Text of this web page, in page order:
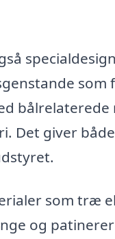
som
Det giver
som træ
og